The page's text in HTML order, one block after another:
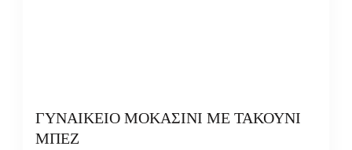
ΓΥΝΑΙΚΕΙΟ ΜΟΚΑΣΙΝΙ ΜΕ ΤΑΚΟΥΝΙ
ΜΠΕΖ